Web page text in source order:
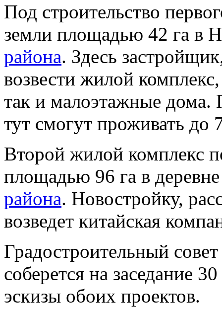
Под строительство
земли площадью 42 га в
района. Здесь
возвести жилой
так и малоэтажные дома.
тут смогут проживать до
Второй жилой комплекс
площадью 96 га в
района. Новостройку,
возведет китайская
Градостроительный
соберется на заседание
эскизы обоих проектов.